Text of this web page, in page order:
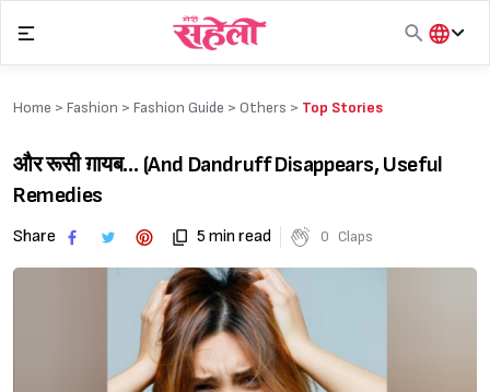
content
हिंदी
Home > Fashion > Fashion Guide > Others > Top Stories
और रूसी ग़ायब… (And Dandruff Disappears, Useful
Remedies
Share 5 min read 0 Claps